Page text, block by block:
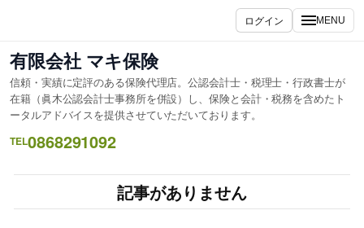
を
ス
キ
ッ
ログイン MENU
有限会社 マキ保険
信頼・実績に定評のある保険代理店。公認会計士・税理士・行政書士が
在籍（眞木公認会計士事務所を併設）し、保険と会計・税務を含めたト
ータルアドバイスを提供させていただいております。
TEL0868291092
記事がありません